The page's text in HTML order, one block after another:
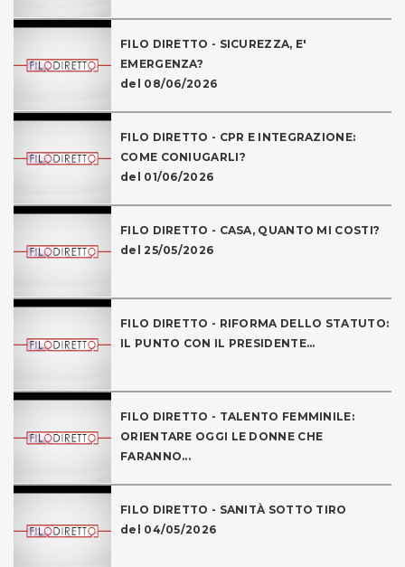
FILO DIRETTO - SICUREZZA, E'
EMERGENZA?
del 08/06/2026
FILO DIRETTO - CPR E INTEGRAZIONE:
COME CONIUGARLI?
del 01/06/2026
FILO DIRETTO - CASA, QUANTO MI COSTI?
del 25/05/2026
FILO DIRETTO - RIFORMA DELLO STATUTO:
IL PUNTO CON IL PRESIDENTE...
FILO DIRETTO - TALENTO FEMMINILE:
ORIENTARE OGGI LE DONNE CHE
FARANNO...
FILO DIRETTO - SANITÀ SOTTO TIRO
del 04/05/2026